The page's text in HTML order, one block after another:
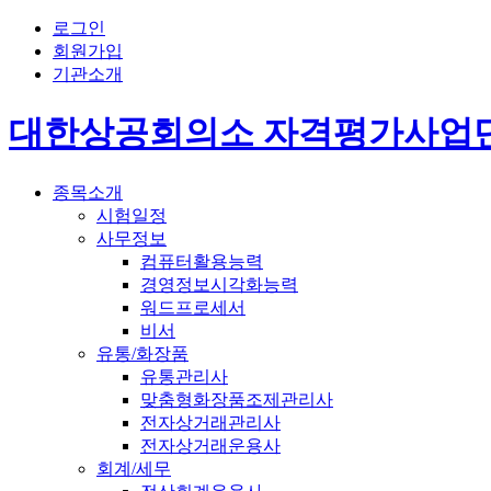
로그인
회원가입
기관소개
대한상공회의소 자격평가사업
종목소개
시험일정
사무정보
컴퓨터활용능력
경영정보시각화능력
워드프로세서
비서
유통/화장품
유통관리사
맞춤형화장품조제관리사
전자상거래관리사
전자상거래운용사
회계/세무